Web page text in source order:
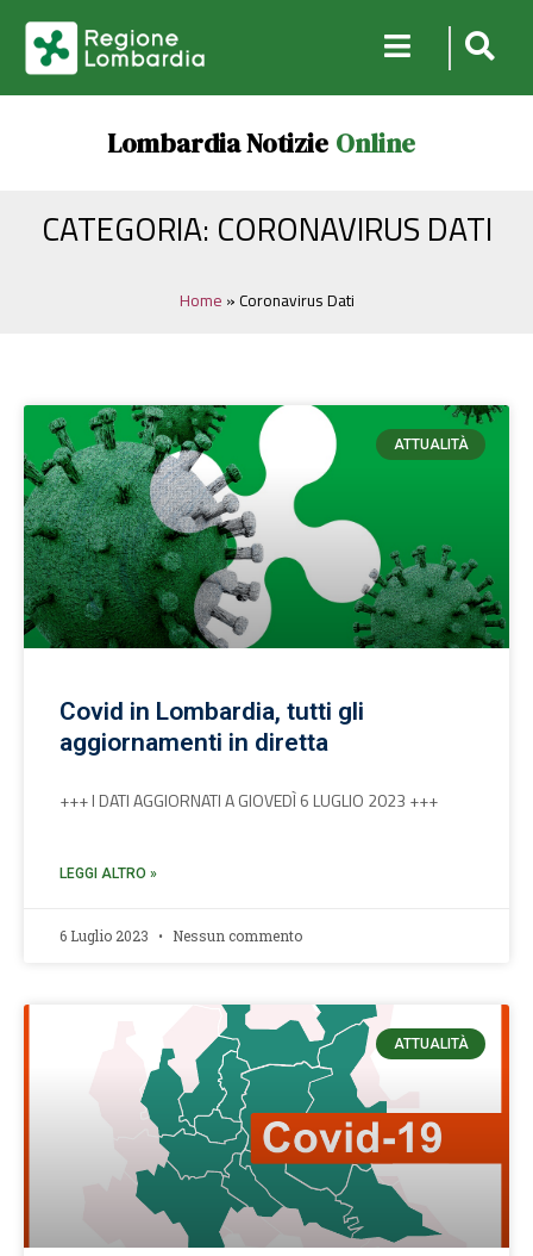
Lombardia Notizie Online
CATEGORIA: CORONAVIRUS DATI
Home » Coronavirus Dati
ATTUALITÀ
Covid in Lombardia, tutti gli
aggiornamenti in diretta
+++ I DATI AGGIORNATI A GIOVEDÌ 6 LUGLIO 2023 +++
LEGGI ALTRO »
6 Luglio 2023 Nessun commento
ATTUALITÀ